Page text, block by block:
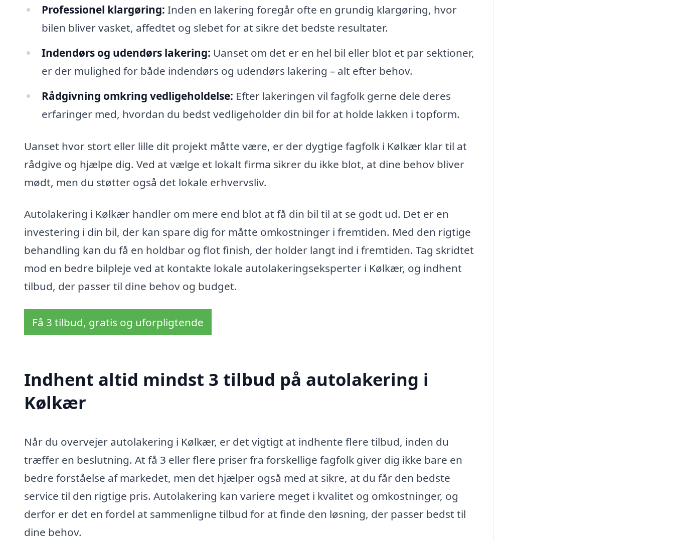
Professionel klargøring: Inden en lakering foregår ofte en grundig klargøring, hvor
bilen bliver vasket, affedtet og slebet for at sikre det bedste resultater.
Indendørs og udendørs lakering: Uanset om det er en hel bil eller blot et par sektioner,
er der mulighed for både indendørs og udendørs lakering – alt efter behov.
Rådgivning omkring vedligeholdelse: Efter lakeringen vil fagfolk gerne dele deres
erfaringer med, hvordan du bedst vedligeholder din bil for at holde lakken i topform.
Uanset hvor stort eller lille dit projekt måtte være, er der dygtige fagfolk i Kølkær klar til at
rådgive og hjælpe dig. Ved at vælge et lokalt firma sikrer du ikke blot, at dine behov bliver
mødt, men du støtter også det lokale erhvervsliv.
Autolakering i Kølkær handler om mere end blot at få din bil til at se godt ud. Det er en
investering i din bil, der kan spare dig for måtte omkostninger i fremtiden. Med den rigtige
behandling kan du få en holdbar og flot finish, der holder langt ind i fremtiden. Tag skridtet
mod en bedre bilpleje ved at kontakte lokale autolakeringseksperter i Kølkær, og indhent
tilbud, der passer til dine behov og budget.
Få 3 tilbud, gratis og uforpligtende
Indhent altid mindst 3 tilbud på autolakering i
Kølkær
Når du overvejer autolakering i Kølkær, er det vigtigt at indhente flere tilbud, inden du
træffer en beslutning. At få 3 eller flere priser fra forskellige fagfolk giver dig ikke bare en
bedre forståelse af markedet, men det hjælper også med at sikre, at du får den bedste
service til den rigtige pris. Autolakering kan variere meget i kvalitet og omkostninger, og
derfor er det en fordel at sammenligne tilbud for at finde den løsning, der passer bedst til
dine behov.